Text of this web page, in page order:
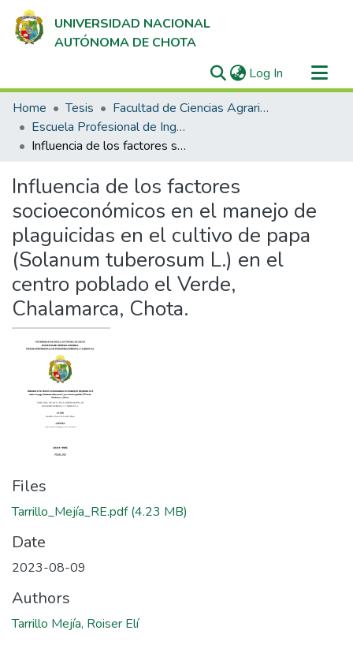
UNIVERSIDAD NACIONAL
AUTÓNOMA DE CHOTA
Log In (current)
Communities & Collections
All of DSpace
Statistics
Home Tesis
Facultad de Ciencias Agrarias
Escuela Profesional de Ingeniería Forestal y Ambiental
Influencia de los factores socioeconómicos en el manejo de plaguicidas en el cultivo de papa (Solanum tuberosum L.) en el centro poblado el Verde, Chalamarca, Chota.
Influencia de los factores
socioeconómicos en el manejo de
plaguicidas en el cultivo de papa
(Solanum tuberosum L.) en el
centro poblado el Verde,
Chalamarca, Chota.
Files
Tarrillo_Mejía_RE.pdf(4.23 MB)
Date
2023-08-09
Authors
Tarrillo Mejía, Roiser Elí